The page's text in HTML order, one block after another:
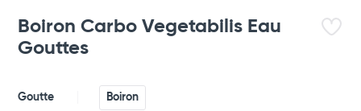
Boiron Carbo Vegetabilis Eau
Gouttes
Goutte Boiron